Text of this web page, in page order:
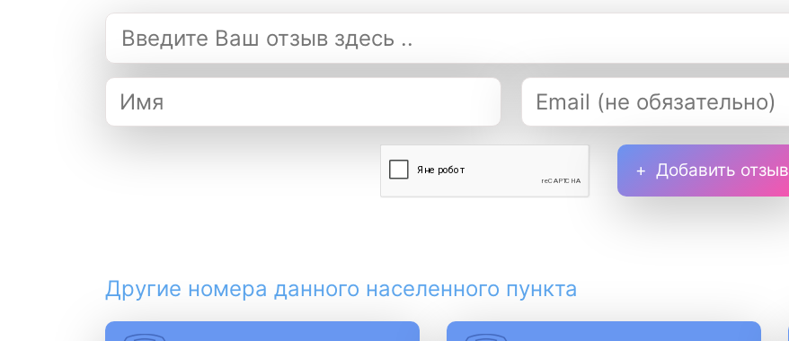
Добавить отзыв
Другие номера данного населенного пункта